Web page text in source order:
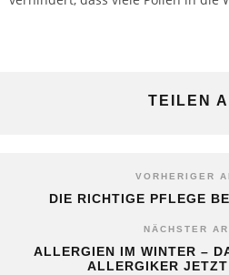
TEILEN
VORHERIGER
DIE RICHTIGE PFLEGE
NÄCHSTER
ALLERGIEN IM WINTER –
ALLERGIKER